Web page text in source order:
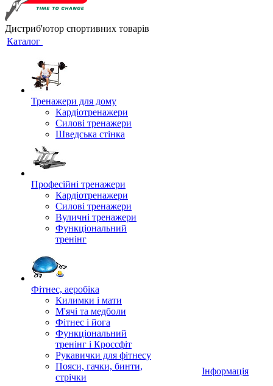
Дистриб'ютор спортивних товарів
Каталог
Тренажери для дому
Кардіотренажери
Силові тренажери
Шведська стінка
Професійні тренажери
Кардіотренажери
Силові тренажери
Вуличні тренажери
Функціональний
тренінг
Фітнес, аеробіка
Килимки і мати
М'ячі та медболи
Фітнес і йога
Функціональний
тренінг і Кроссфіт
Рукавички для фітнесу
Пояси, гачки, бинти,
стрічки
Інформація